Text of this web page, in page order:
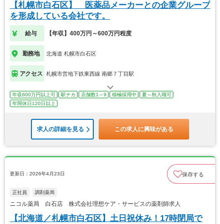
【札幌市白石区】 医薬品メーカーとの企業グループ
を形成している会社です。
給与 【年収】400万円～600万円程度
勤務地 北海道 札幌市白石区
アクセス 札幌市営地下鉄東西線 南郷７丁目駅
年収600万円以上可 駅チカ 店舗数1～9 積極採用中
夏～秋入職可
年間休日120日以上
求人の詳細を見る この求人に興味がある
更新日：2026年4月23日 保存する
正社員 調剤薬局
ニコル薬局 白石店 株式会社理想ケア・サービスの薬剤師求人
【北海道／札幌市白石区】土日祝休み！17時閉局で